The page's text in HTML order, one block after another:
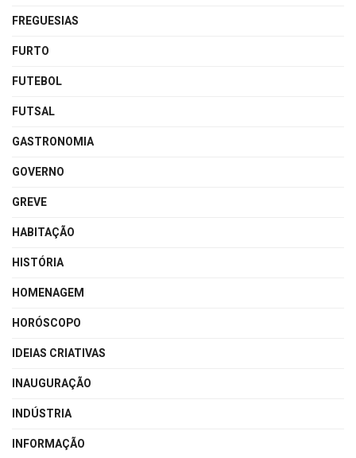
FREGUESIAS
FURTO
FUTEBOL
FUTSAL
GASTRONOMIA
GOVERNO
GREVE
HABITAÇÃO
HISTÓRIA
HOMENAGEM
HORÓSCOPO
IDEIAS CRIATIVAS
INAUGURAÇÃO
INDÚSTRIA
INFORMAÇÃO